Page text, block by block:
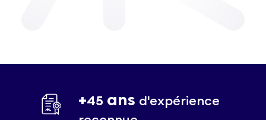
+45 ans d'expérience